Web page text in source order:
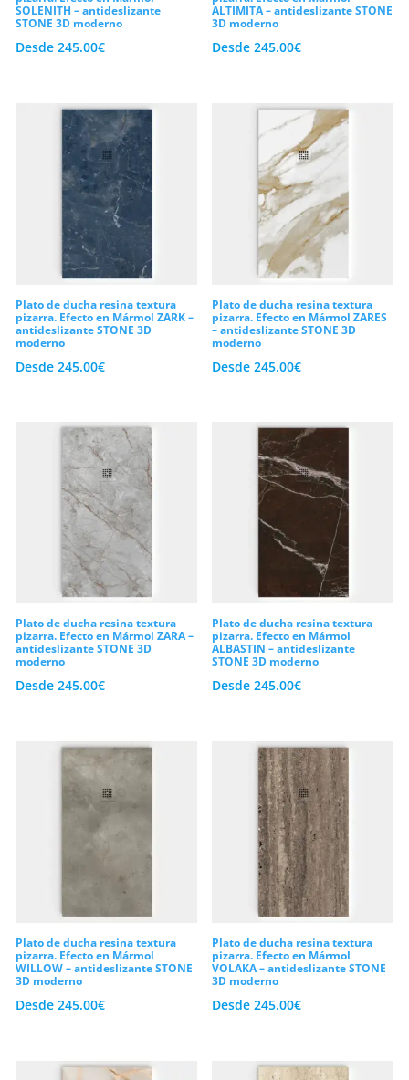
SOLENITH – antideslizante
STONE 3D moderno
Desde 245.00€
ALTIMITA – antideslizante STONE
3D moderno
Desde245.00€
Plato de ducha resina textura
pizarra. Efecto en Mármol ZARK –
antideslizante STONE 3D
moderno
Desde 245.00€
Plato de ducha resina textura
pizarra. Efecto en Mármol ZARES
– antideslizante STONE 3D
moderno
Desde245.00€
Plato de ducha resina textura
pizarra. Efecto en Mármol ZARA –
antideslizante STONE 3D
moderno
Desde 245.00€
Plato de ducha resina textura
pizarra. Efecto en Mármol
ALBASTIN – antideslizante
STONE 3D moderno
Desde245.00€
Plato de ducha resina textura
pizarra. Efecto en Mármol
WILLOW – antideslizante STONE
3D moderno
Desde 245.00€
Plato de ducha resina textura
pizarra. Efecto en Mármol
VOLAKA – antideslizante STONE
3D moderno
Desde245.00€